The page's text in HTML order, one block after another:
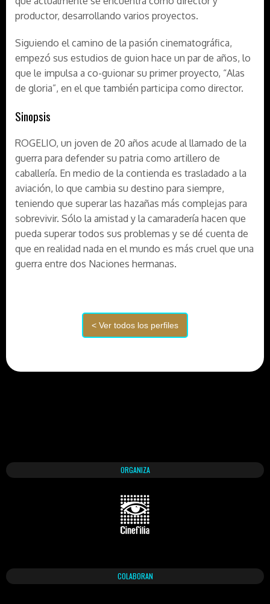
productor, desarrollando varios proyectos.
Siguiendo el camino de la pasión cinematográfica,
empezó sus estudios de guion hace un par de años, lo
que le impulsa a co-guionar su primer proyecto, “Alas
de gloria”, en el que también participa como director.
Sinopsis
ROGELIO, un joven de 20 años acude al llamado de la
guerra para defender su patria como artillero de
caballería. En medio de la contienda es trasladado a la
aviación, lo que cambia su destino para siempre,
teniendo que superar las hazañas más complejas para
sobrevivir. Sólo la amistad y la camaradería hacen que
pueda superar todos sus problemas y se dé cuenta de
que en realidad nada en el mundo es más cruel que una
guerra entre dos Naciones hermanas.
ORGANIZA
COLABORAN